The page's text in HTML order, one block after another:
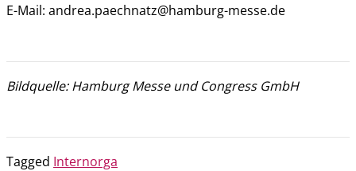
E-Mail: andrea.paechnatz@hamburg-messe.de
Bildquelle: Hamburg Messe und Congress GmbH
Tagged Internorga